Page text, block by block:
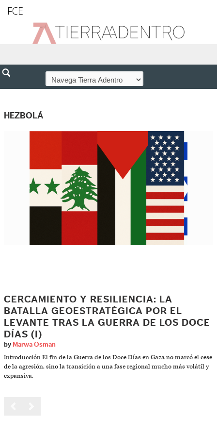
FCE
HEZBOLÁ
CERCAMIENTO Y RESILIENCIA: LA
BATALLA GEOESTRATÉGICA POR EL
LEVANTE TRAS LA GUERRA DE LOS DOCE
DÍAS (I)
by Marwa Osman
Introducción El fin de la Guerra de los Doce Días en Gaza no marcó el cese
de la agresión, sino la transición a una fase regional mucho más volátil y
expansiva.